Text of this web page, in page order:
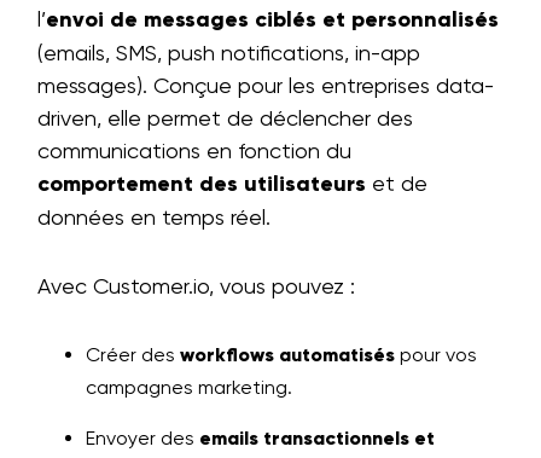
l’envoi de messages ciblés et personnalisés
(emails, SMS, push notifications, in-app
messages). Conçue pour les entreprises data-
driven, elle permet de déclencher des
communications en fonction du
comportement des utilisateurs et de
données en temps réel.
Avec Customer.io, vous pouvez :
Créer des workflows automatisés pour vos
campagnes marketing.
Envoyer des emails transactionnels et